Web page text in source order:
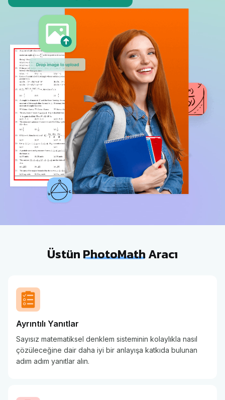
Üstün PhotoMathAracı
Ayrıntılı Yanıtlar
Sayısız matematiksel denklem sisteminin kolaylıkla nasıl
çözüleceğine dair daha iyi bir anlayışa katkıda bulunan
adım adım yanıtlar alın.